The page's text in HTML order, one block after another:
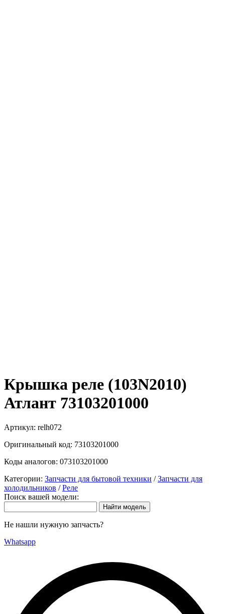
Крышка реле (103N2010)
Атлант 73103201000
Артикул: relh072
Оригинальный код: 73103201000
Коды аналогов: 073103201000
Категории: Запчасти для бытовой техники /Запчасти для
холодильников /Реле
Поиск вашей модели:
Не нашли нужную запчасть?
Whatsapp